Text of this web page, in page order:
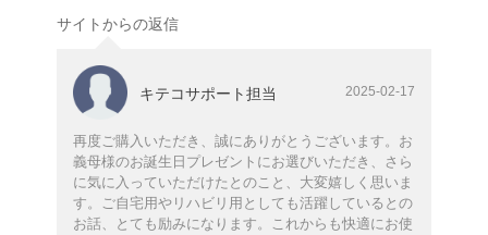
サイトからの返信
キテコサポート担当 2025-02-17
再度ご購入いただき、誠にありがとうございます。お
義母様のお誕生日プレゼントにお選びいただき、さら
に気に入っていただけたとのこと、大変嬉しく思いま
す。ご自宅用やリハビリ用としても活躍しているとの
お話、とても励みになります。これからも快適にお使